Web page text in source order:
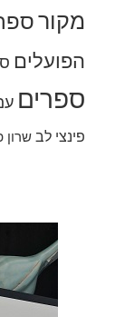
מקור
הפועלים
ספרים
פינצי לב שרון